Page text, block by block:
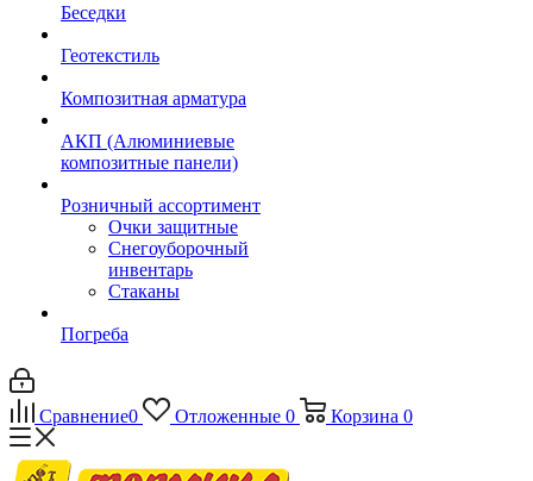
Беседки
Геотекстиль
Композитная арматура
АКП (Алюминиевые
композитные панели)
Розничный ассортимент
Очки защитные
Снегоуборочный
инвентарь
Стаканы
Погреба
Сравнение0 Отложенные 0 Корзина 0